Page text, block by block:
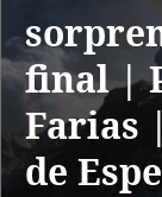
final |
Farias
de